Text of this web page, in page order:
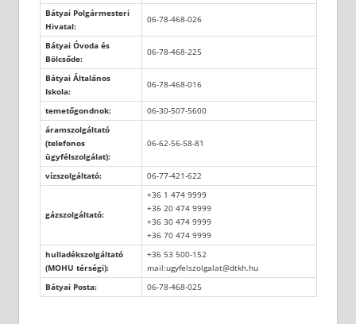
Bátyai Polgármesteri
Hivatal:
06-78-468-026
Bátyai Óvoda és
Bölcsőde:
06-78-468-225
Bátyai Általános
Iskola:
06-78-468-016
temetőgondnok:
06-30-507-5600
áramszolgáltató
(telefonos
ügyfélszolgálat):
06-62-56-58-81
vízszolgáltató: 06-77-421-622
gázszolgáltató:
+36 1 474 9999
+36 20 474 9999
+36 30 474 9999
+36 70 474 9999
hulladékszolgáltató
(MOHU térségi):
+36 53 500-152
mail:ugyfelszolgalat@dtkh.hu
Bátyai Posta:
06-78-468-025